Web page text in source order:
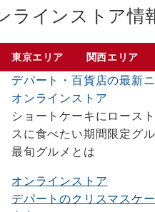
東京エリア 関西エリア
デパート・百貨店の最新
オンラインストア
ショートケーキにロース
スに食べたい期間限定グ
最旬グルメとは
オンラインストア
デパートのクリスマスケ